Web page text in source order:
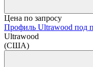
Цена по запросу
Профиль Ultrawood под
Ultrawood
(США)